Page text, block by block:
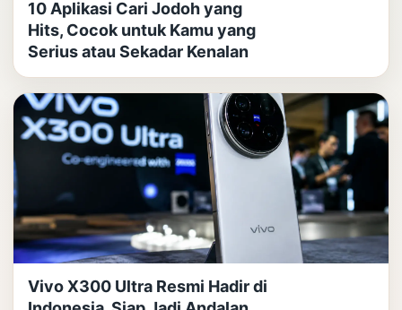
10 Aplikasi Cari Jodoh yang
Hits, Cocok untuk Kamu yang
Serius atau Sekadar Kenalan
Vivo X300 Ultra Resmi Hadir di